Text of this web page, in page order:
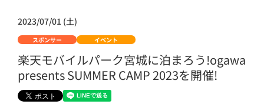
2023/07/01 (土)
スポンサー イベント
楽天モバイルパーク宮城に泊まろう!ogawa
presents SUMMER CAMP 2023を開催!